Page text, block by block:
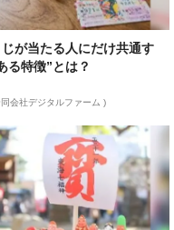
が当たる人にだけ共通す
る特徴”とは？
会社デジタルファーム )